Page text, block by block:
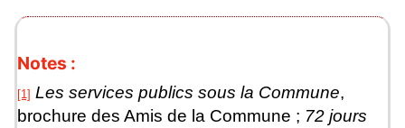
Notes :
[1] Les services publics sous la Commune,
brochure des Amis de la Commune ; 72 jours